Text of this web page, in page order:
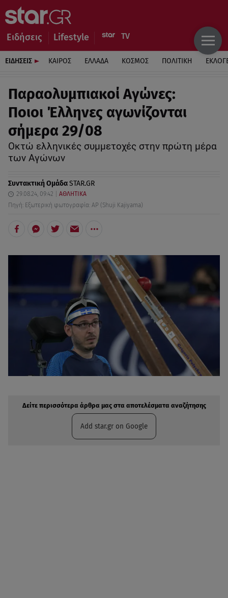
Ειδήσεις Lifestyle
ΕΙΔΗΣΕΙΣ ΚΑΙΡΟΣ ΕΛΛΑΔΑ ΚΟΣΜΟΣ ΠΟΛΙΤΙΚΗ
Παραολυμπιακοί Αγώνες:
Ποιοι Έλληνες αγωνίζονται
σήμερα 29/08
Οκτώ ελληνικές συμμετοχές στην πρώτη μέρα
των Αγώνων
Συντακτική ΟμάδαSTAR.GR
29.08.24, 09:42
ΑΘΛΗΤΙΚΑ
Πηγή: Εξωτερική φωτογραφία: AP (Shuji Kajiyama)
Δείτε περισσότερα άρθρα μας στα αποτελέσματα αναζήτησης
Add star.gr on Google